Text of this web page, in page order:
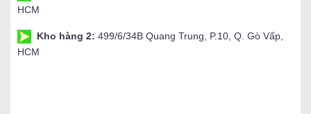
HCM
Kho hàng 2: 499/6/34B Quang Trung, P.10, Q. Gò Vấp,
HCM